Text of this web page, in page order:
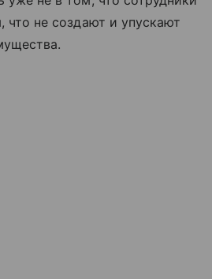
не создают и упускают